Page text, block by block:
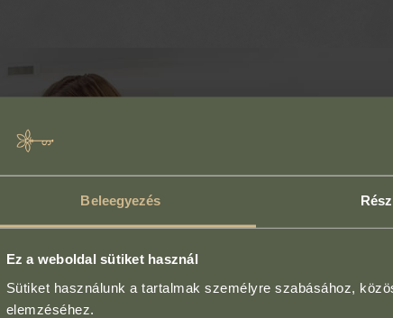
Beleegyezés
Ez a weboldal sütiket használ
Sütiket használunk a tartalmak személyre szabásához,
elemzéséhez.
Az